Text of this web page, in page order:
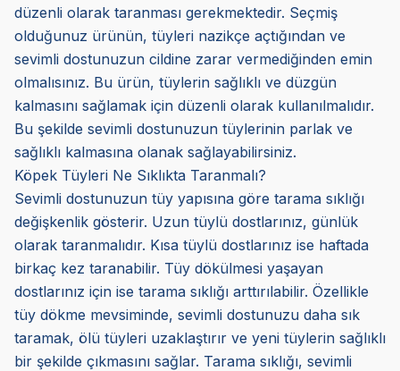
düzenli olarak taranması gerekmektedir. Seçmiş
olduğunuz ürünün, tüyleri nazikçe açtığından ve
sevimli dostunuzun cildine zarar vermediğinden emin
olmalısınız. Bu ürün, tüylerin sağlıklı ve düzgün
kalmasını sağlamak için düzenli olarak kullanılmalıdır.
Bu şekilde sevimli dostunuzun tüylerinin parlak ve
sağlıklı kalmasına olanak sağlayabilirsiniz.
Köpek Tüyleri Ne Sıklıkta Taranmalı?
Sevimli dostunuzun tüy yapısına göre tarama sıklığı
değişkenlik gösterir. Uzun tüylü dostlarınız, günlük
olarak taranmalıdır. Kısa tüylü dostlarınız ise haftada
birkaç kez taranabilir. Tüy dökülmesi yaşayan
dostlarınız için ise tarama sıklığı arttırılabilir. Özellikle
tüy dökme mevsiminde, sevimli dostunuzu daha sık
taramak, ölü tüyleri uzaklaştırır ve yeni tüylerin sağlıklı
bir şekilde çıkmasını sağlar. Tarama sıklığı, sevimli